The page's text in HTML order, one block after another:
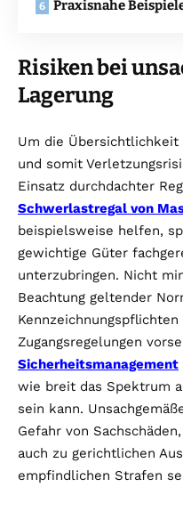
Praxisnahe
Risiken bei
Lagerung
Um die Übersichtlichkeit
und somit
Einsatz durchdachter
Schwerlastregal von
beispielsweise helfen,
gewichtige Güter
unterzubringen. Nicht
Beachtung geltender
Zugangsregelungen
Sicherheitsmanagement
wie breit das Spektrum
sein kann.
Gefahr von
auch zu gerichtlichen
empfindlichen Strafen